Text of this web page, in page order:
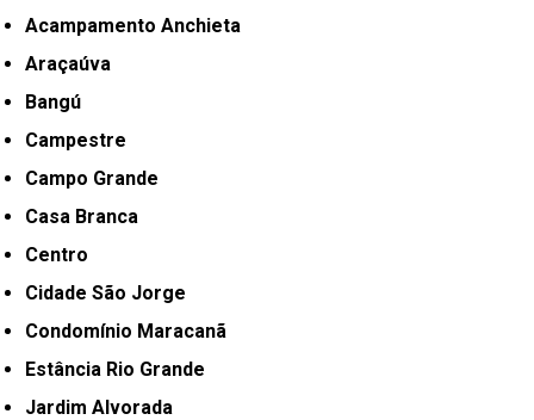
Acampamento Anchieta
Araçaúva
Bangú
Campestre
Campo Grande
Casa Branca
Centro
Cidade São Jorge
Condomínio Maracanã
Estância Rio Grande
Jardim Alvorada